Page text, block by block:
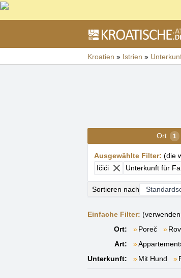
Kroatien » Istrien »
Ort 1
Ausgewählte Filter: (die
Ičići
Unterkunft für
Sortieren nach
Einfache Filter:
Ort:
Poreč
Art:
Unterkunft:
Mit Hund